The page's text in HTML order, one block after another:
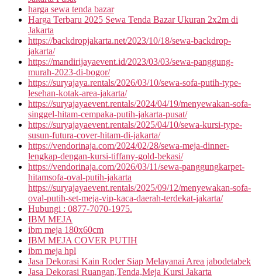
harga sewa tenda bazar
Harga Terbaru 2025 Sewa Tenda Bazar Ukuran 2x2m di
Jakarta
https://backdropjakarta.net/2023/10/18/sewa-backdrop-
jakarta/
https://mandirijayaevent.id/2023/03/03/sewa-panggung-
murah-2023-di-bogor/
https://suryajaya.rentals/2026/03/10/sewa-sofa-putih-type-
lesehan-kotak-area-jakarta/
https://suryajayaevent.rentals/2024/04/19/menyewakan-sofa-
singgel-hitam-cempaka-putih-jakarta-pusat/
https://suryajayaevent.rentals/2025/04/10/sewa-kursi-type-
susun-futura-cover-hitam-di-jakarta/
https://vendorinaja.com/2024/02/28/sewa-meja-dinner-
lengkap-dengan-kursi-tiffany-gold-bekasi/
https://vendorinaja.com/2026/03/11/sewa-panggungkarpet-
hitamsofa-oval-putih-jakarta
https://suryajayaevent.rentals/2025/09/12/menyewakan-sofa-
oval-putih-set-meja-vip-kaca-daerah-terdekat-jakarta/
Hubungi : 0877-7070-1975.
IBM MEJA
ibm meja 180x60cm
IBM MEJA COVER PUTIH
ibm meja hpl
Jasa Dekorasi Kain Roder Siap Melayanai Area jabodetabek
Jasa Dekorasi Ruangan,Tenda,Meja Kursi Jakarta